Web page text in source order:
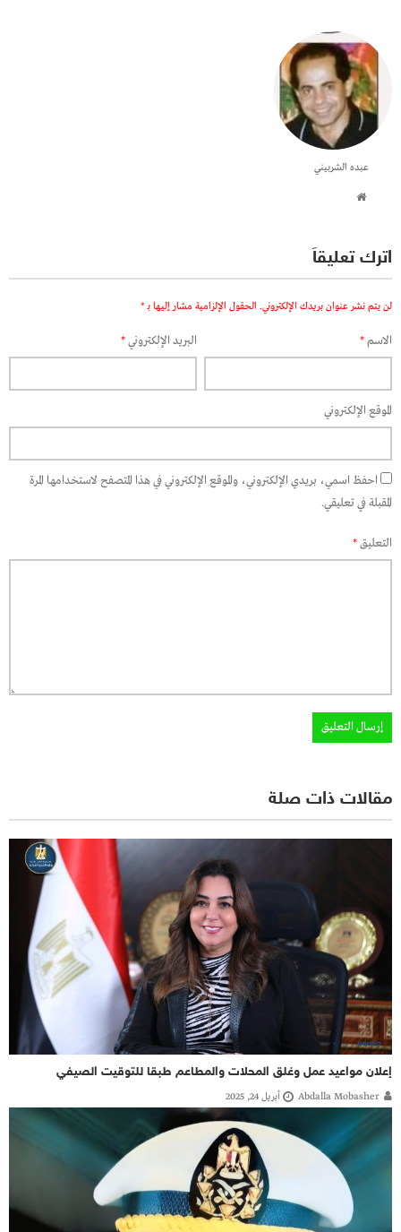
عبده الشربيني
اترك تعليقاً
لن يتم نشر عنوان بريدك الإلكتروني. الحقول الإلزامية مشار إليها بـ *
الاسم* البريد الإلكتروني*
الموقع الإلكتروني
احفظ اسمي، بريدي الإلكتروني، والموقع الإلكتروني في هذا المتصفح لاستخدامها المرة
المقبلة في تعليقي.
التعليق*
مقالات ذات صلة
إعلان مواعيد عمل وغلق المحلات والمطاعم طبقا للتوقيت الصيفي
Abdalla Mobasher أبريل 24, 2025